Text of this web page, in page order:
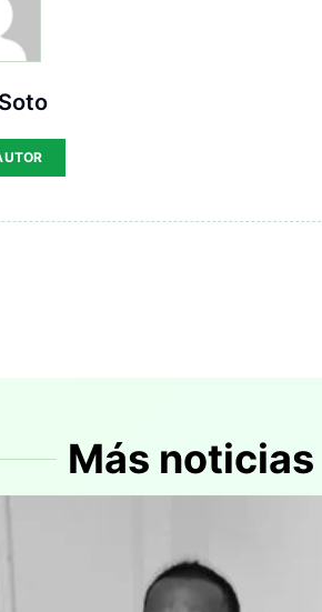
Más noticias